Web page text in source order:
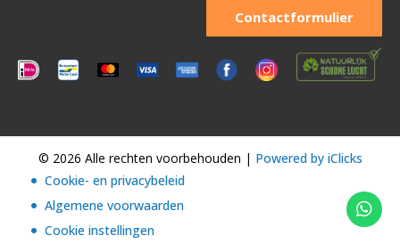
Contactformulier
© 2026 Alle rechten voorbehouden | Powered by iClicks
Cookie- en privacybeleid
Algemene voorwaarden
Cookie instellingen